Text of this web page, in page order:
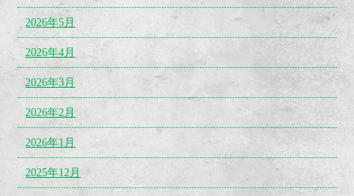
2026年5月
2026年4月
2026年3月
2026年2月
2026年1月
2025年12月